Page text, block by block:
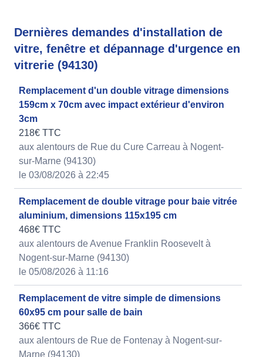
Dernières demandes d'installation de
vitre, fenêtre et dépannage d'urgence en
vitrerie (94130)
Remplacement d'un double vitrage dimensions
159cm x 70cm avec impact extérieur d'environ
3cm
218€ TTC
aux alentours de Rue du Cure Carreau à Nogent-
sur-Marne (94130)
le 03/08/2026 à 22:45
Remplacement de double vitrage pour baie vitrée
aluminium, dimensions 115x195 cm
468€ TTC
aux alentours de Avenue Franklin Roosevelt à
Nogent-sur-Marne (94130)
le 05/08/2026 à 11:16
Remplacement de vitre simple de dimensions
60x95 cm pour salle de bain
366€ TTC
aux alentours de Rue de Fontenay à Nogent-sur-
Marne (94130)